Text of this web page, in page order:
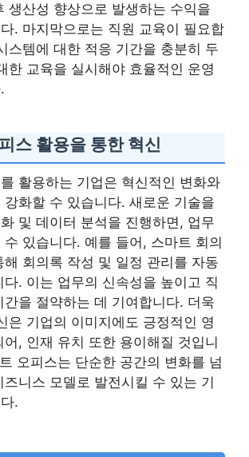
생산성 향상으로 발생하는 수익을
. 마지막으로는 직원 교육이 필요합
스템에 대한 적응 기간을 충분히 두
한 교육을 실시해야 효율적인 운영
스 활용을 통한 혁신
활용하는 기업은 혁신적인 변화와
강화할 수 있습니다. 새로운 기술을
및 데이터 분석을 진행하면, 업무
수 있습니다. 예를 들어, 스마트 회의
해 회의록 작성 및 일정 관리를 자동
다. 이는 업무의 신속성을 높이고 직
간을 절약하는 데 기여합니다. 더욱
은 기업의 이미지에도 긍정적인 영
어, 인재 유치 또한 용이해질 것입니
오피스는 단순한 공간의 변화를 넘
즈니스 모델로 발전시킬 수 있는 기
.